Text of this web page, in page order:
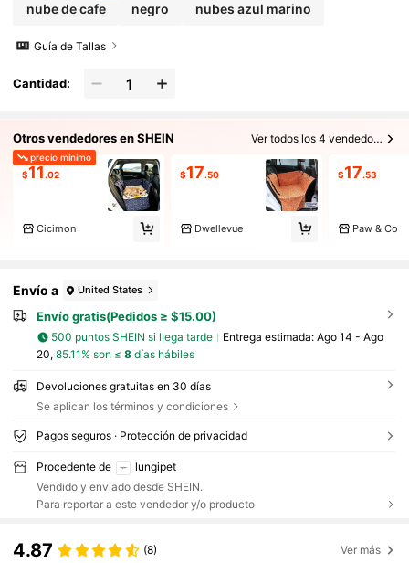
nube de cafe negro nubes azul marino
Guía de Tallas
Cantidad:
Otros vendedores en SHEIN Ver todos los 4 vendedores
precio mínimo
$11 .02
Cicimon
$17.50
Dwellevue
$17.53
Paw & Co
Envío a United States
Envío gratis(Pedidos ≥ $15.00)
500 puntos SHEIN si llega tarde Entrega estimada: Ago 14 - Ago
20, 85.11% son ≤ 8días hábiles
Devoluciones gratuitas en 30 días
Se aplican los términos y condiciones
Pagos seguros · Protección de privacidad
Procedente de
lungipet
Vendido y enviado desde SHEIN.
Para reportar a este vendedor y/o producto
4.87 (8) Ver más